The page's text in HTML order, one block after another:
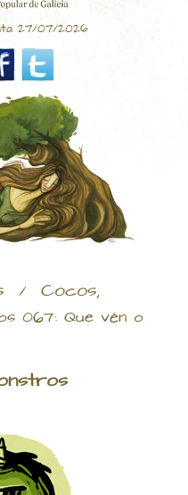
27/07/2026
/ Cocos,
067: Que vén o